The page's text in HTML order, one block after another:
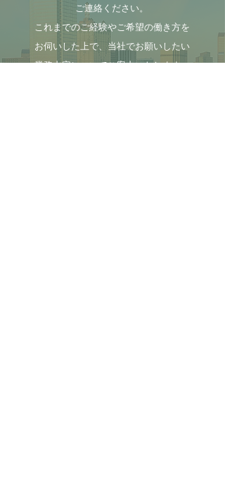
ご連絡ください。
これまでのご経験やご希望の働き方を
お伺いした上で、当社でお願いしたい
業務内容についてご案内いたします。​